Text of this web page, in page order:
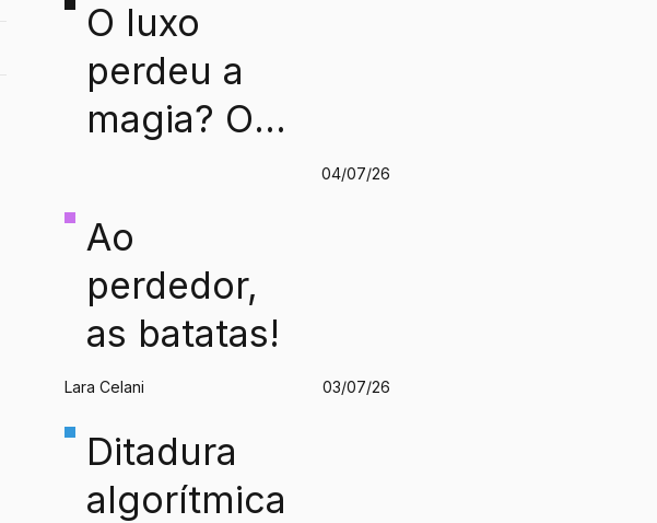
O luxo
perdeu a
magia? O
acontece
hoje na
indústria
da
permanênc
ia
04/07/26
Ao
perdedor,
as batatas!
Lara Celani 03/07/26
Ditadura
algorítmica